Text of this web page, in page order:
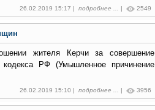
26.02.2019 15:17 | подробнее ... | 2549
жителя Керчи за совершение
кодекса РФ (Умышленное причинение
26.02.2019 15:10 | подробнее ... | 3956